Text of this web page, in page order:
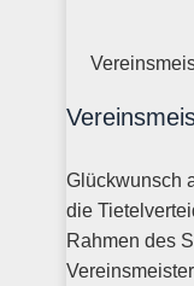
Glückwunsch
die
Rahmen des